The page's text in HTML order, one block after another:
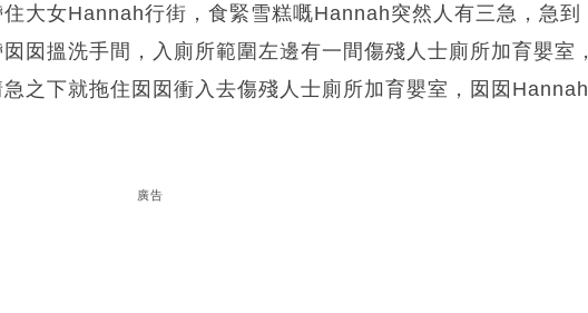
大女Hannah行街，食緊雪糕嘅Hannah突然人有三急，急到
囡搵洗手間，入廁所範圍左邊有一間傷殘人士廁所加育嬰室，
之下就拖住囡囡衝入去傷殘人士廁所加育嬰室，囡囡Hannah
廣告